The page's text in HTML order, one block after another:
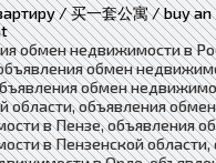
/ 买一套公寓 / buy an
обмен недвижимости в
обмен
обмен
области, объявления обмен
в Пензе, объявления
в Пензенской области,